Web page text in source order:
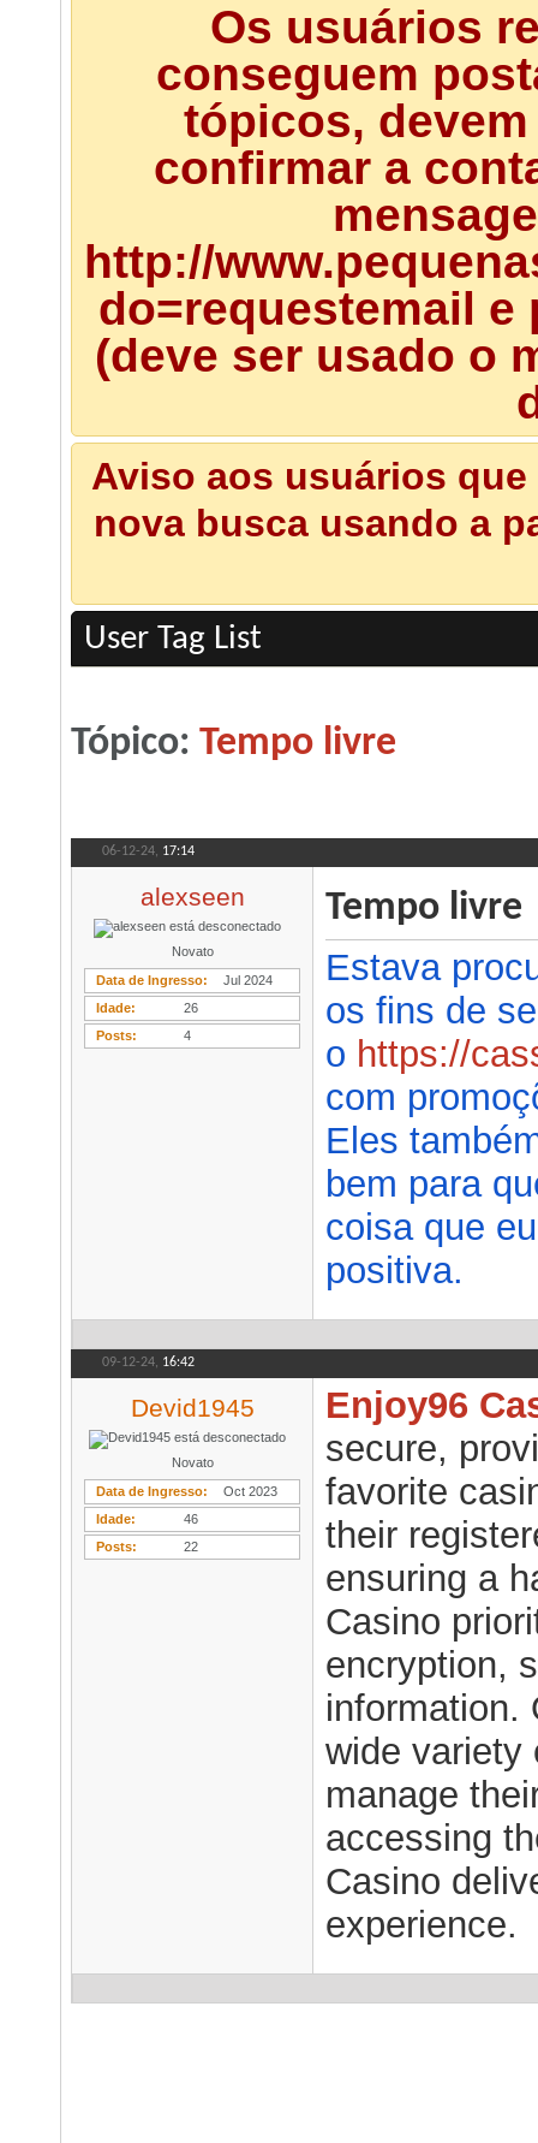
Os usuários
conseguem
tópicos,
confirmar a
http://
do=requestemail
(deve ser usado o
Aviso aos usuários
nova busca usando a
User Tag List
Tópico: Tempo livre
06-12-24, 17:14
alexseen
Novato
Data de Ingresso
Jul 2024
Idade
26
Posts
4
Tempo livre
Estava
os fins de
o https://
com
Eles
bem para
coisa que
positiva.
09-12-24, 16:42
Devid1945
Novato
Data de Ingresso
Oct 2023
Idade
46
Posts
22
Enjoy96
secure,
favorite
their
ensuring a
Casino
encryption,
information.
wide variety
manage
accessing
Casino
experience.